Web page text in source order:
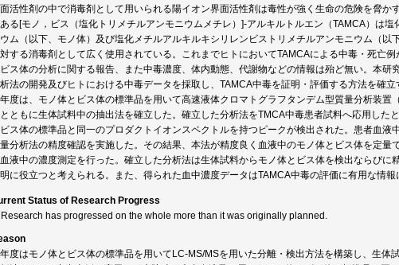
活性剤の中で消毒剤として用いられる陽イオン界面活性剤は毒性が強く生命の危険を脅か
る[モノ，ビス（塩化トリメチルアンモニウムメチレ）]-アルキルトルエン（TAMCA）は
ム（以下、モノ体）及び塩化メチルアルキルキシリレンビストリメチルアンモニウム（以
する消毒剤として広く使用されている。これまでヒトにおいてTAMCAによる中毒・死亡
ス体の分析に関する報告、また中毒濃度、体内動態、代謝物などの情報は殆ど無い。本研
法の開発及びヒトにおける中毒データを採取し、TAMCA中毒を証明・評価する方法を確立
度は、モノ体とビス体の標準品を用いて高速液体クロマトグラフタンデム型質量分析装置
ともに生体試料中の抽出法を確立した。確立した分析法をTMCA中毒患者試料へ応用した
ス体の標準品と同一のプロダクトイオンスペクトルを持つピークが検出された。患者血液
分析法の精度確認を実施した。その結果、本法が精度良く血液中のモノ体とビス体を定量
液中の濃度測定を行った。確立した分析法は生体試料からモノ体とビス体を検出ならびに
に役立つと考えられる。また、得られた血中濃度データはTAMCA中毒の評価に有用な情報
Status of Research Progress
has progressed on the whole more than it was originally planned.
度はモノ体とビス体の標準品を用いてLC-MS/MSを用いた分離・検出方法を構築し、生体